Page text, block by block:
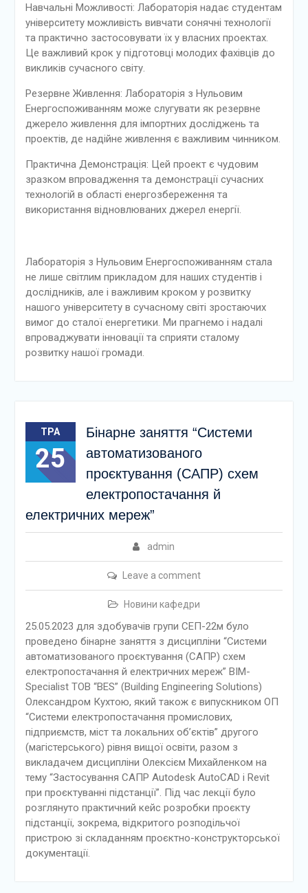
Навчальні Можливості: Лабораторія надає студентам
університету можливість вивчати сонячні технології
та практично застосовувати їх у власних проектах.
Це важливий крок у підготовці молодих фахівців до
викликів сучасного світу.
Резервне Живлення: Лабораторія з Нульовим
Енергоспоживанням може слугувати як резервне
джерело живлення для імпортних досліджень та
проектів, де надійне живлення є важливим чинником.
Практична Демонстрація: Цей проект є чудовим
зразком впровадження та демонстрації сучасних
технологій в області енергозбереження та
використання відновлюваних джерел енергії.
Лабораторія з Нульовим Енергоспоживанням стала
не лише світлим прикладом для наших студентів і
дослідників, але і важливим кроком у розвитку
нашого університету в сучасному світі зростаючих
вимог до сталої енергетики. Ми прагнемо і надалі
впроваджувати інновації та сприяти сталому
розвитку нашої громади.
ТРА
25
Бінарне заняття “Системи
автоматизованого
проєктування (САПР) схем
електропостачання й
електричних мереж”
admin
Leave a comment
Новини кафедри
25.05.2023 для здобувачів групи СЕП-22м було
проведено бінарне заняття з дисципліни “Системи
автоматизованого проєктування (САПР) схем
електропостачання й електричних мереж” BIM-
Specialist ТОВ “BES” (Building Engineering Solutions)
Олександром Кухтою, який також є випускником ОП
“Системи електропостачання промислових,
підприємств, міст та локальних об’єктів” другого
(магістерського) рівня вищої освіти, разом з
викладачем дисципліни Олексієм Михайленком на
тему “Застосування САПР Autodesk AutoCAD і Revit
при проєктуванні підстанції”. Під час лекції було
розглянуто практичний кейс розробки проєкту
підстанції, зокрема, відкритого розподільчої
пристрою зі складанням проєктно-конструкторської
документації.